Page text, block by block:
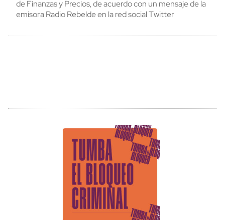
de Finanzas y Precios, de acuerdo con un mensaje de la
emisora Radio Rebelde en la red social Twitter